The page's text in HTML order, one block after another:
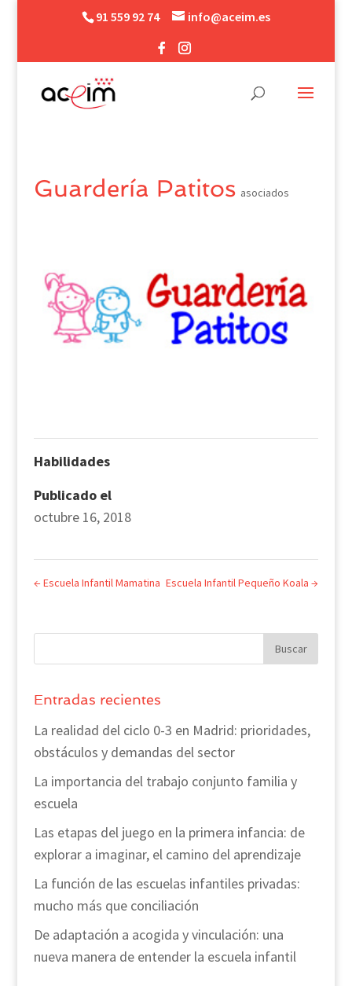
91 559 92 74 info@aceim.es
Guardería Patitos asociados
Habilidades
Publicado el
octubre 16, 2018
← Escuela Infantil Mamatina Escuela Infantil Pequeño Koala→
Entradas recientes
La realidad del ciclo 0-3 en Madrid: prioridades,
obstáculos y demandas del sector
La importancia del trabajo conjunto familia y
escuela
Las etapas del juego en la primera infancia: de
explorar a imaginar, el camino del aprendizaje
La función de las escuelas infantiles privadas:
mucho más que conciliación
De adaptación a acogida y vinculación: una
nueva manera de entender la escuela infantil